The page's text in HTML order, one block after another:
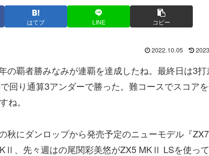
はてブ LINE コピー
2022.10.05
の覇者勝みなみが連覇を達成したね。最終日は3
回り通算3アンダーで勝った。難コースでスコア
ね。
秋にダンロップから発売予定のニューモデル『ZX7
、先々週はの尾関彩美悠がZX5 MKⅡ LSを使っ